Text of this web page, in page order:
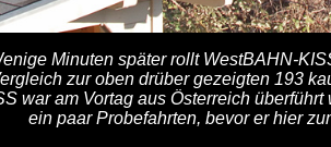
Minuten später rollt WestBAHN-
zur oben drüber gezeigten 193
war am Vortag aus Österreich
ein paar Probefahrten, bevor er hier